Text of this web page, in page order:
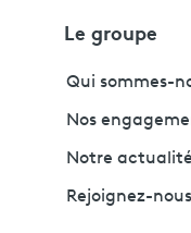
Le groupe
Qui sommes-
Nos
Notre actualité
Rejoignez-nous